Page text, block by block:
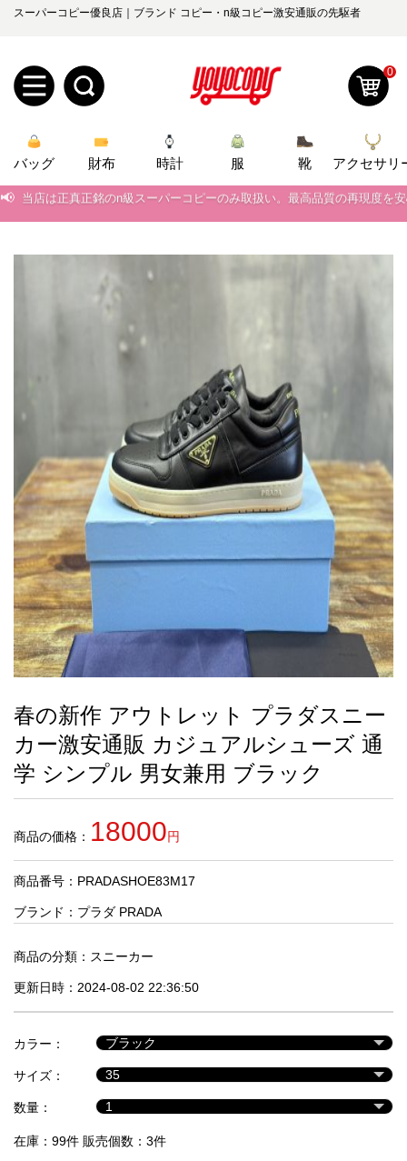
スーパーコピー優良店｜ブランド コピー・n級コピー激安通販の先駆者
規
ユ
録
ロ
グ
理
2026人気特集
バッグ
財布
時計
服
ズボン
衣装セット
靴
住まい用品
アクセサリー
ベルト
スカーフ
アイフォーンケ
ース
小物
最
新
製
品
お
す
す
め
商
人
気
商
セ
ル
品
0
バッグ 財布 時計 服 靴
アクセサリ
当店は正真正銘のn級スーパーコピーのみ取扱い。最高品質の再現度を
春の新作 アウトレット プラダスニー
カー激安通販 カジュアルシューズ 通
学 シンプル 男女兼用 ブラック
商品の価格： 18000円
商品番号：PRADASHOE83M17
ブランド： プラダ PRADA
商品の分類： スニーカー
更新日時：2024-08-02 22:36:50
カラー：
サイズ：
数量：
在庫：99件 販売個数：3件